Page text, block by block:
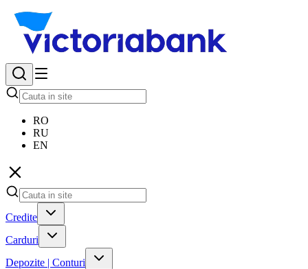
RO
RU
EN
Credite
Carduri
Depozite | Conturi